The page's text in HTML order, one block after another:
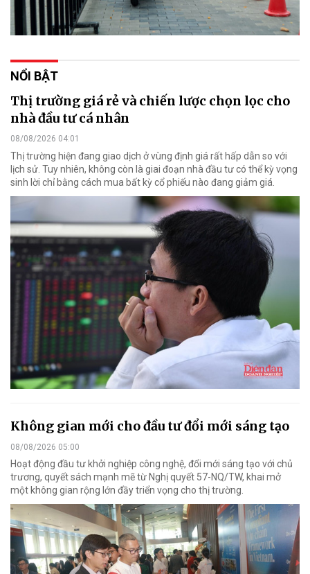
NỔI BẬT
Thị trường giá rẻ và chiến lược chọn lọc cho
nhà đầu tư cá nhân
08/08/2026 04:01
Thị trường hiện đang giao dịch ở vùng định giá rất hấp dẫn so với
lịch sử. Tuy nhiên, không còn là giai đoạn nhà đầu tư có thể kỳ vọng
sinh lời chỉ bằng cách mua bất kỳ cổ phiếu nào đang giảm giá.
Không gian mới cho đầu tư đổi mới sáng tạo
08/08/2026 05:00
Hoạt động đầu tư khởi nghiệp công nghệ, đổi mới sáng tạo với chủ
trương, quyết sách mạnh mẽ từ Nghị quyết 57-NQ/TW, khai mở
một không gian rộng lớn đầy triển vọng cho thị trường.